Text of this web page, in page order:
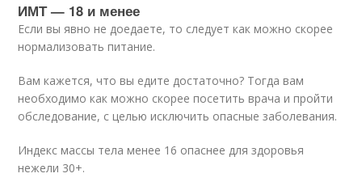
ИМТ — 18 и менее
Если вы явно не доедаете, то следует как можно скорее
нормализовать питание.
Вам кажется, что вы едите достаточно? Тогда вам
необходимо как можно скорее посетить врача и пройти
обследование, с целью исключить опасные заболевания.
Индекс массы тела менее 16 опаснее для здоровья
нежели 30+.